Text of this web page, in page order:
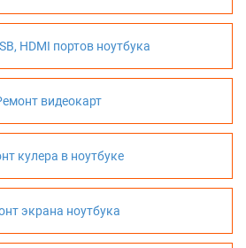
HDMI портов ноутбука
видеокарт
кулера в ноутбуке
экрана ноутбука